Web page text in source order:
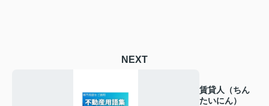
NEXT
賃貸人（ちん
たいにん）